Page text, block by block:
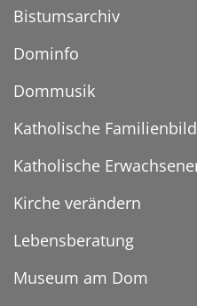
Bistumsarchiv
Dominfo
Dommusik
Katholische
Katholische
Kirche verändern
Lebensberatung
Museum am Dom